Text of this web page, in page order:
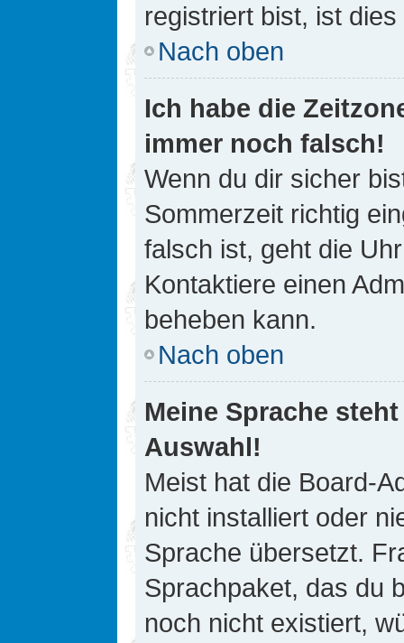
registriert bist, ist
Nach oben
Ich habe die
immer noch falsch!
Wenn du dir sicher
Sommerzeit richtig
falsch ist, geht die
Kontaktiere einen
beheben kann.
Nach oben
Meine Sprache
Auswahl!
Meist hat die Board-
nicht installiert oder
Sprache übersetzt.
Sprachpaket, das du
noch nicht existiert,